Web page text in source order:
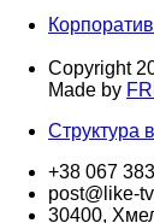
Copyright
Made by
Структура
+38 067
post@like-
30400,